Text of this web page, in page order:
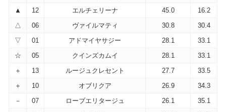
▲
12 エルチェリーナ 45.0
16.2
△
06 ヴァイルマティ 30.8
30.4
▽
01 アドマイヤサジー 28.1
33.1
☆
05 クインズカムイ 28.1
33.1
＋
13 ルージュクレセント 27.7
33.5
＋
10 オブリクア 26.9
34.3
－
07 ローブエリタージュ 26.1
35.1